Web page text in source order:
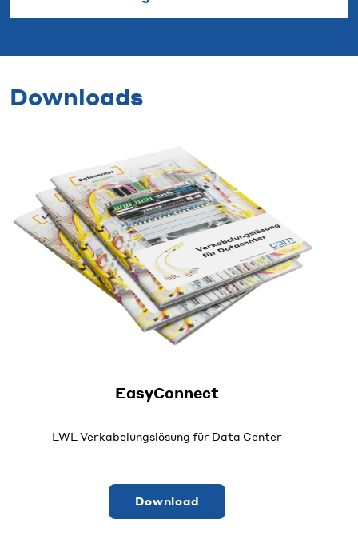
Downloads
EasyConnect
LWL Verkabelungslösung für Data Center
Download